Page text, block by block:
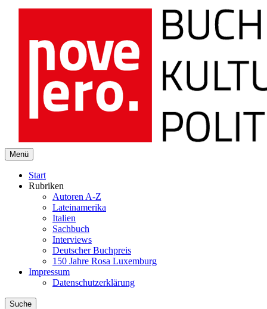
Buch Kultur Politik
Menü
Start
Rubriken
Autoren A-Z
Lateinamerika
Italien
Sachbuch
Interviews
Deutscher Buchpreis
150 Jahre Rosa Luxemburg
Impressum
Datenschutzerklärung
Suche